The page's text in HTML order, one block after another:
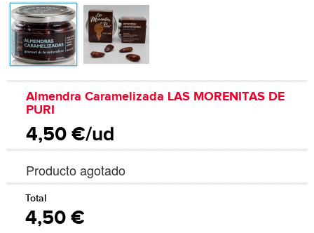
Almendra Caramelizada LAS MORENITAS DE
PURI
4,50 €/ud
Producto agotado
Total
4,50 €